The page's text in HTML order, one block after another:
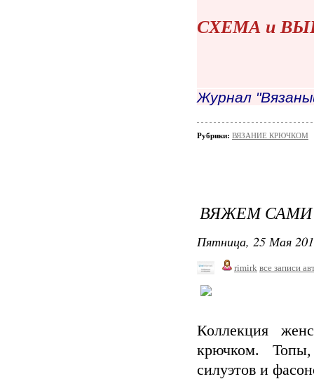
СХЕМА и
Журнал
Рубрики: ВЯЗАНИЕ КРЮЧКОМ
ВЯЖЕМ САМИ
Пятница, 25 Мая
rimirk все записи
Коллекция
крючком.
силуэтов и